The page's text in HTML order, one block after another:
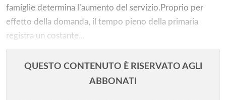
famiglie determina l’aumento del servizio.Proprio per
effetto della domanda, il tempo pieno della primaria
registra un costante...
QUESTO CONTENUTO È RISERVATO AGLI
ABBONATI